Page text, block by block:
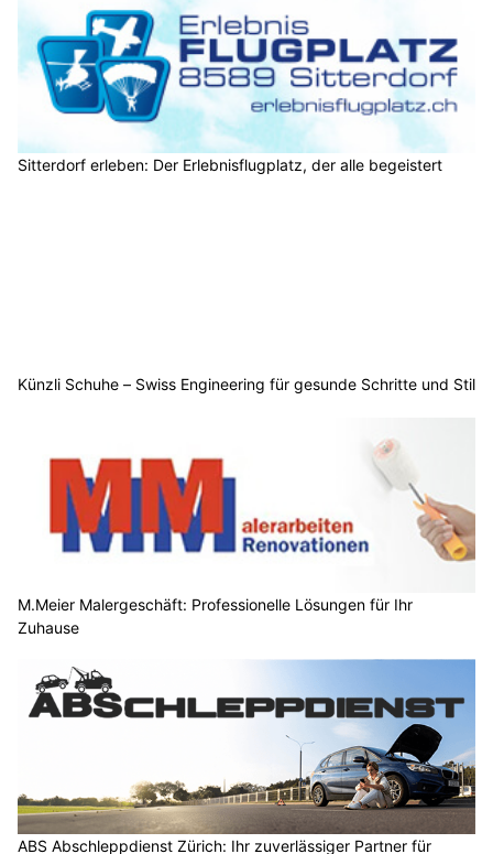
Sitterdorf erleben: Der Erlebnisflugplatz, der alle begeistert
Künzli Schuhe – Swiss Engineering für gesunde Schritte und Stil
M.Meier Malergeschäft: Professionelle Lösungen für Ihr
Zuhause
ABS Abschleppdienst Zürich: Ihr zuverlässiger Partner für